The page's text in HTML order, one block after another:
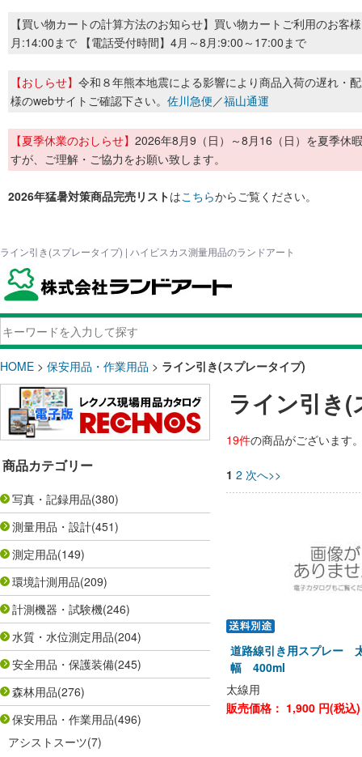
【買い物カートの計算方法のお知らせ】買い物カートご利用のお客
月:14:00まで 【電話受付時間】4月～8月:9:00～17:00まで
【おしらせ】 令和８年熊本地震による影響により商品入荷の遅れ・
様のwebサイトご確認下さい。 佐川急便／福山通運
【夏季休業のおしらせ】 2026年8月9（日）～8月16（日）を夏季休
すが、ご理解・ご協力をお願い致します。
2026年猛暑対策商品完売リストはこちらからご覧ください。
ライン引き(スプレータイプ) | ハイビスカス測量用品のランドアート
HOME > 保安用品・作業用品 > ライン引き(スプレータイプ)
商品カテゴリー
写真・記録用品(380)
測量用品・設計(451)
測定用品(149)
環境計測用品(209)
計測機器・試験機(246)
水質・水位測定用品(204)
安全用品・保護装備(245)
森林用品(276)
保安用品・作業用品(496)
アシストスーツ(7)
ライン引き
19件の商品がございます
1 2 次へ>>
道路線引き用スプレ
幅 400ml
太線用
販売価格： 1,900 円(税